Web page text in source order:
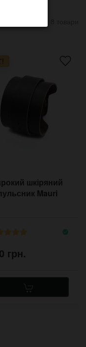
шкіряний
Mauri
грн.